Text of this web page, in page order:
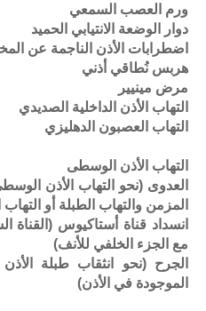
ورم العصب السمعي
دوار الوضعة الانتيابي الحميد
اضطرابات الأذن الناجمة عن
هربس نُطاقي أذني
مرض مينيير
التهاب الأذن الداخلية الصديدي
التهاب العصبون الدهليزي
التهاب الأذن الوسطى
العدوى (نحو التهاب الأذن
المزمن والتهاب الطبلة أو
انسداد قناة أستاكيوس
مع الجزء الخلفي للأنف)
الجرح (نحو انثقاب طبلة
الموجودة في الأذن)